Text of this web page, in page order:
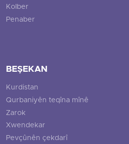
Kolber
Penaber
BEŞEKAN
Kurdistan
Qurbaniyên teqîna mînê
Zarok
Xwendekar
Pevçûnên çekdarî